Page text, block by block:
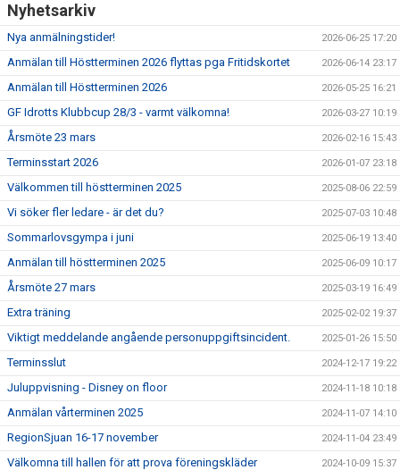
Nyhetsarkiv
Nya anmälningstider! 2026-06-25 17:20
Anmälan till Höstterminen 2026 flyttas pga Fritidskortet 2026-06-14 23:17
Anmälan till Höstterminen 2026 2026-05-25 16:21
GF Idrotts Klubbcup 28/3 - varmt välkomna! 2026-03-27 10:19
Årsmöte 23 mars 2026-02-16 15:43
Terminsstart 2026 2026-01-07 23:18
Välkommen till höstterminen 2025 2025-08-06 22:59
Vi söker fler ledare - är det du? 2025-07-03 10:48
Sommarlovsgympa i juni 2025-06-19 13:40
Anmälan till höstterminen 2025 2025-06-09 10:17
Årsmöte 27 mars 2025-03-19 16:49
Extra träning 2025-02-02 19:37
Viktigt meddelande angående personuppgiftsincident. 2025-01-26 15:50
Terminsslut 2024-12-17 19:22
Juluppvisning - Disney on floor 2024-11-18 10:18
Anmälan vårterminen 2025 2024-11-07 14:10
RegionSjuan 16-17 november 2024-11-04 23:49
Välkomna till hallen för att prova föreningskläder 2024-10-09 15:37